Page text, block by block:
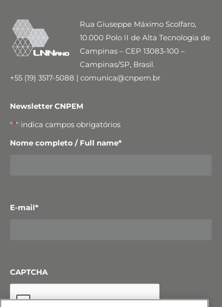
Rua Giuseppe Máximo Scolfaro,
10.000 Polo II de Alta Tecnologia de
Campinas – CEP 13083-100 –
Campinas/SP, Brasil.
+55 (19) 3517-5088 | comunica@cnpem.br
Newsletter CNPEM
"*" indica campos obrigatórios
Nome completo / Full name*
E-mail*
CAPTCHA